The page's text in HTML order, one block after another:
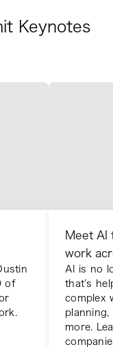
Keynotes
of
Meet AI
work
AI is no
that’s
complex
planning,
more.